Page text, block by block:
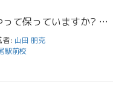
勉強へのやる気、どうやって保っていますか? 高校１年生、２年生の皆さん、そして保護者の皆さま、こんにちは。東進折尾駅前校です。東筑高校、八幡高校、北筑高校、九国、自由ケ丘高校、中間高校、八幡南高校など、北九州地域の高校生 […]
者: 山田 朋克
駅前校